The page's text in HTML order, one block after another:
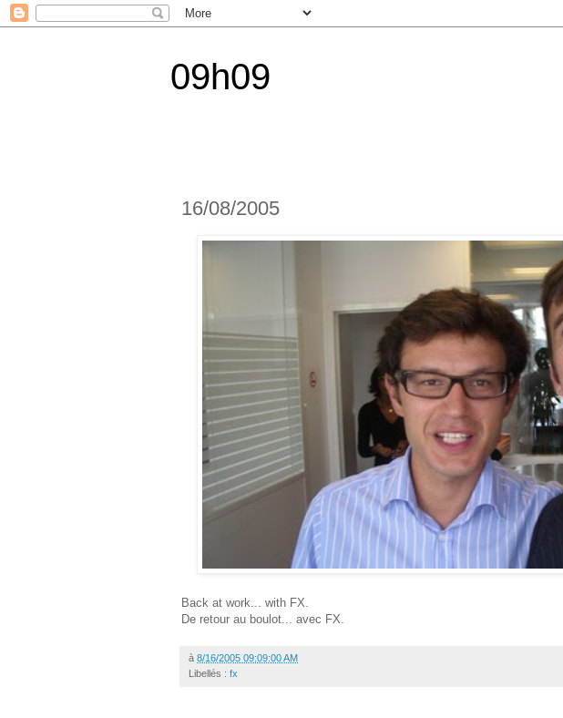
09h09
16/08/2005
Back at work... with FX.
De retour au boulot... avec FX.
à 8/16/2005 09:09:00 AM
Libellés : fx